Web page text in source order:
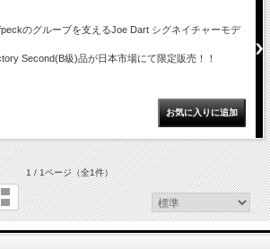
のグルーブを支えるJoe Dart シグネイチャーモデ
Second(B級)品が日本市場にて限定販売！！
1 / 1ページ（全1件）